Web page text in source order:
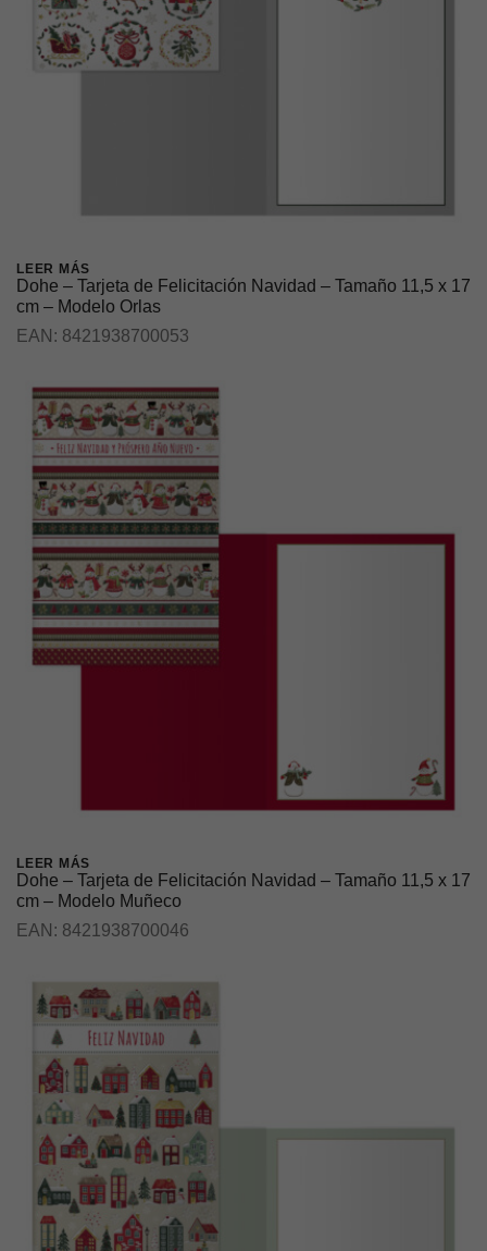
LEER MÁS
Dohe – Tarjeta de Felicitación Navidad – Tamaño 11,5 x 17
cm – Modelo Orlas
EAN: 8421938700053
LEER MÁS
Dohe – Tarjeta de Felicitación Navidad – Tamaño 11,5 x 17
cm – Modelo Muñeco
EAN: 8421938700046